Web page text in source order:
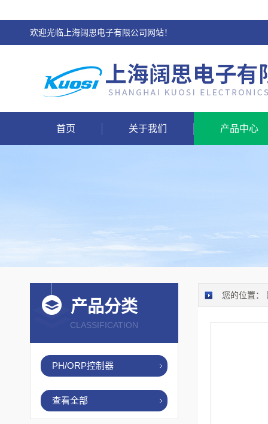
欢迎光临上海阔思电子有限公司网站！
首页 关于我们 产品中心
您的位置：
产品分类
CLASSIFICATION
PH/ORP控制器
查看全部